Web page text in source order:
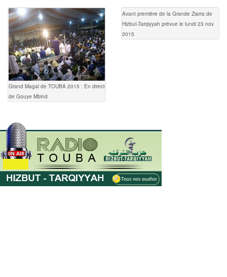
Grand Magal de TOUBA 2015 : En direct
de Gouye Mbind
Avant première de la Grande Ziarra de
Hizbut-Tarqiyyah prévue le lundi 23 nov
2015